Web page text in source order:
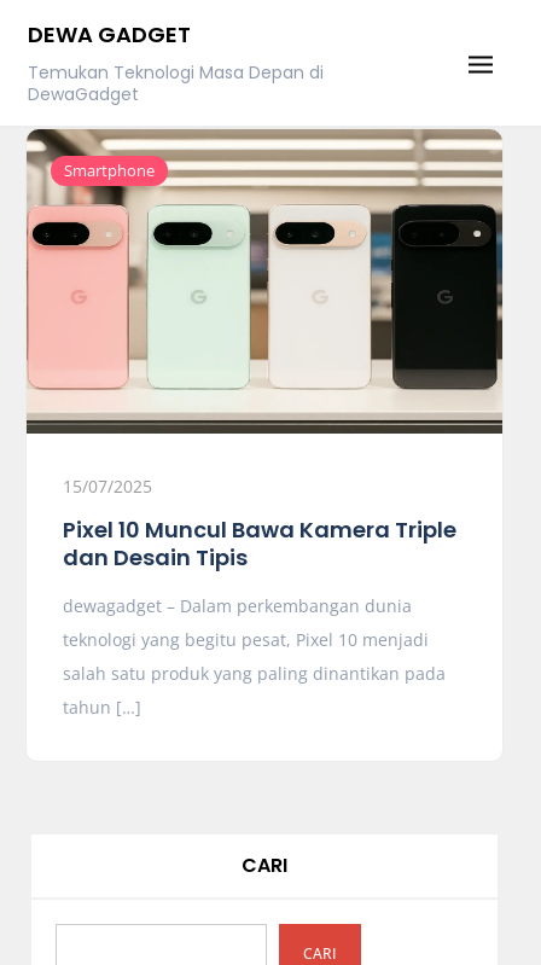
content
DEWA GADGET
Temukan Teknologi Masa Depan di
DewaGadget
Smartphone
15/07/2025
Pixel 10 Muncul Bawa Kamera Triple
dan Desain Tipis
dewagadget – Dalam perkembangan dunia
teknologi yang begitu pesat, Pixel 10 menjadi
salah satu produk yang paling dinantikan pada
tahun […]
CARI
CARI